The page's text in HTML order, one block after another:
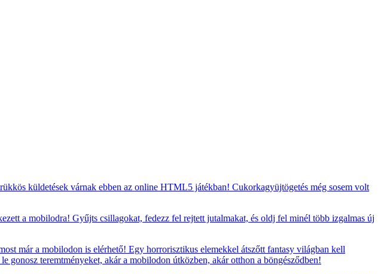
küldetések várnak ebben az online HTML5 játékban! Cukorkagyüjtögetés még sosem volt
a mobilodra! Gyűjts csillagokat, fedezz fel rejtett jutalmakat, és oldj fel minél több izgalmas új
már a mobilodon is elérhető! Egy horrorisztikus elemekkel átszőtt fantasy világban kell
teremtményeket, akár a mobilodon útközben, akár otthon a böngésződben!